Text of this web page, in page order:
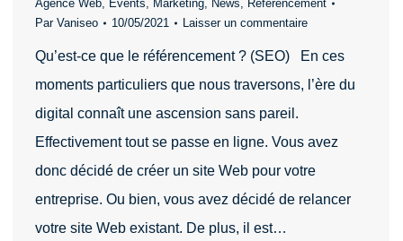
Agence Web, Events, Marketing, News, Référencement
Par Vaniseo 10/05/2021 Laisser un commentaire
Qu’est-ce que le référencement ? (SEO) En ces
moments particuliers que nous traversons, l’ère du
digital connaît une ascension sans pareil.
Effectivement tout se passe en ligne. Vous avez
donc décidé de créer un site Web pour votre
entreprise. Ou bien, vous avez décidé de relancer
votre site Web existant. De plus, il est…